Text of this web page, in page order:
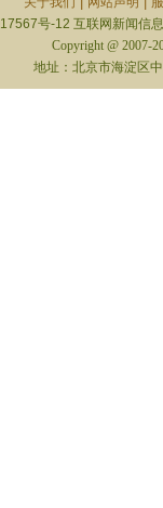
号-12 互联网新闻信
Copyright @ 2007-
地址：北京市海淀区